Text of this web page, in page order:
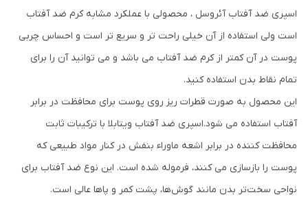
اسپری ضد آفتاب آئروسل ، محصولی با عملکرد مشابه کرم ضد آفتاب
است ولی استفاده از آن خیلی راحت تر و سریع تر است و احساس چربی
پوست در آن کمتر از کرم ضد آفتاب می باشد و می توانید آن را برای
تمام نقاط بدن استفاده کنید.
این محصول به صورت قطرات ریز روی پوست برای محافظت در برابر
آفتاب استفاده می شود.اسپری ضد آفتاب ویتابلا با ترکیبات ثابت
محافظت کننده در برابر اشعه ماوراء بنفش در کنار مواد طبیعی که
پوست را بازسازی می کنند، فرموله شده است. این نوع ضد آفتاب برای
نواحی سخت‌تر بدن مانند گوش‌ها، پشت کمر و پاها عالی است.